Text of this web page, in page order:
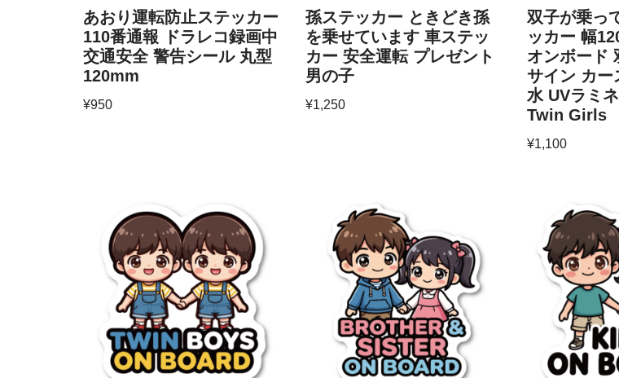
あおり運転防止ステッカー
110番通報 ドラレコ録画中
交通安全 警告シール 丸型
120mm
¥950
孫ステッカー ときどき孫
を乗せています 車ステッ
カー 安全運転 プレゼント
男の子
¥1,250
双子が乗っ
ッカー 幅
オンボード
サイン カー
水 UVラミ
Twin Girls
¥1,100